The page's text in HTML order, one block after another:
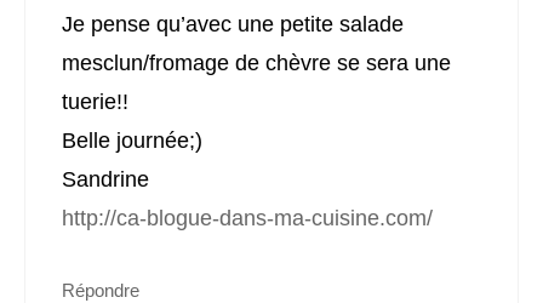
Je pense qu’avec une petite salade
mesclun/fromage de chèvre se sera une
tuerie!!
Belle journée;)
Sandrine
http://ca-blogue-dans-ma-cuisine.com/
Répondre